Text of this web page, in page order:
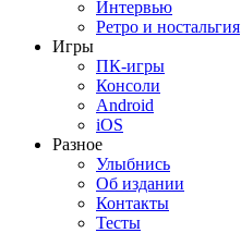
Интервью
Ретро и ностальгия
Игры
ПК-игры
Консоли
Android
iOS
Разное
Улыбнись
Об издании
Контакты
Тесты